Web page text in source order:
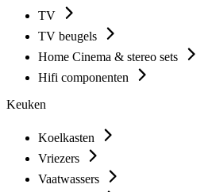
TV
TV beugels
Home Cinema & stereo sets
Hifi componenten
Keuken
Koelkasten
Vriezers
Vaatwassers